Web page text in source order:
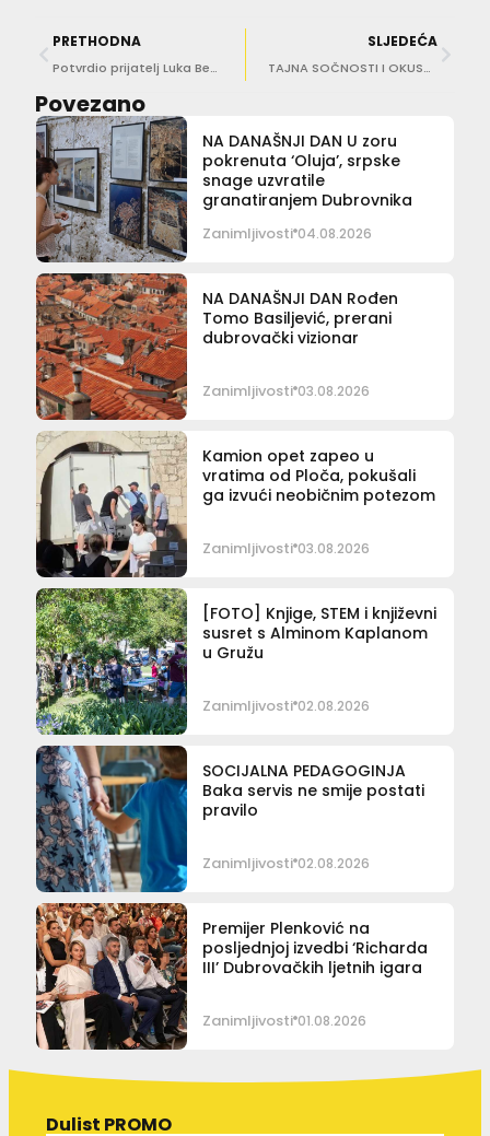
PRETHODNA
Potvrdio prijatelj Luka Bebić: Ivo Sanader postao djed!
SLJEDEĆA
TAJNA SOČNOSTI I OKUSA Dodatak koji će poboljšati dinju
Povezano
NA DANAŠNJI DAN U zoru
pokrenuta ‘Oluja’, srpske
snage uzvratile
granatiranjem Dubrovnika
Zanimljivosti 04.08.2026
NA DANAŠNJI DAN Rođen
Tomo Basiljević, prerani
dubrovački vizionar
Zanimljivosti 03.08.2026
Kamion opet zapeo u
vratima od Ploča, pokušali
ga izvući neobičnim potezom
Zanimljivosti 03.08.2026
[FOTO] Knjige, STEM i književni
susret s Alminom Kaplanom
u Gružu
Zanimljivosti 02.08.2026
SOCIJALNA PEDAGOGINJA
Baka servis ne smije postati
pravilo
Zanimljivosti 02.08.2026
Premijer Plenković na
posljednjoj izvedbi ‘Richarda
III’ Dubrovačkih ljetnih igara
Zanimljivosti 01.08.2026
Dulist PROMO